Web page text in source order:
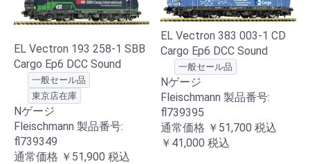
EL Vectron 193 258-1 SBB
Cargo Ep6 DCC Sound
一般セール品
東京店在庫
Nゲージ
Fleischmann 製品番号:
fl739349
通常価格 ￥51,900 税込
EL Vectron 383 003-1 CD
Cargo Ep6 DCC Sound
一般セール品
Nゲージ
Fleischmann 製品番号:
fl739395
通常価格 ￥51,700 税込
￥41,000 税込